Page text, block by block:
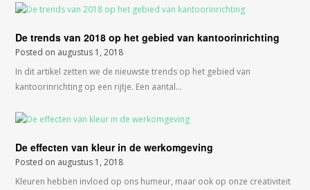
De trends van 2018 op het gebied van kantoorinrichting
Posted on augustus 1, 2018
In dit artikel zetten we de nieuwste trends op het gebied van
kantoorinrichting op een rijtje. Een aantal…
De effecten van kleur in de werkomgeving
Posted on augustus 1, 2018
Kleuren hebben invloed op ons humeur, maar ook op onze creativiteit